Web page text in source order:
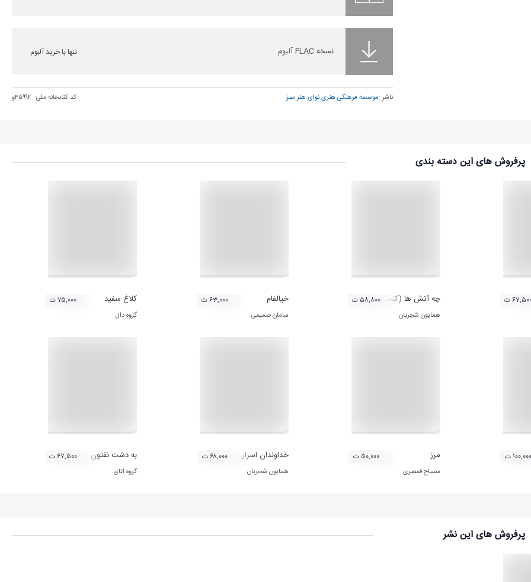
نسخه FLAC آلبوم تنها با خرید آلبوم
ناشر :موسسه فرهنگی هنری نوای هنر سبز کد کتابخانه ملی: ۴۵۹۹۲و
پرفروش های این دسته بندی
ت چه آتش ها (کنسرت تصویری)
همایون شجریان
۵۸,۸۰۰ ت خیالفام
سامان صمیمی
۶۳,۰۰۰ ت کلاغ سفید
گروه دال
۷۵,۰۰۰ ت
۱۰۰,۰۰۰ ت مرز
مصباح قمصری
۵۰,۰۰۰ ت خداوندان اسرار
همایون شجریان
۶۸,۰۰۰ ت به دشت نفتون
گروه اتاق
۶۷,۵۰۰ ت
پرفروش های این نشر